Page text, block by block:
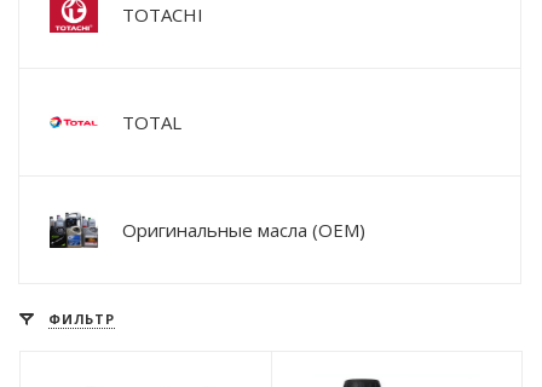
TOTACHI
TOTAL
Оригинальные масла (OEM)
ФИЛЬТР